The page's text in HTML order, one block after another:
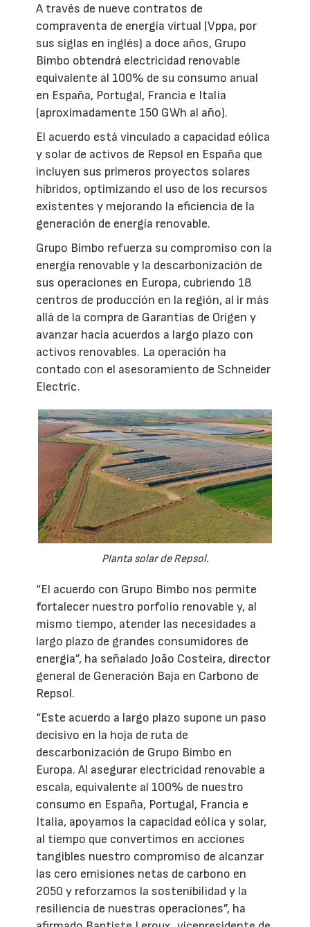
A través de nueve contratos de
compraventa de energía virtual (Vppa, por
sus siglas en inglés) a doce años, Grupo
Bimbo obtendrá electricidad renovable
equivalente al 100% de su consumo anual
en España, Portugal, Francia e Italia
(aproximadamente 150 GWh al año).
El acuerdo está vinculado a capacidad eólica
y solar de activos de Repsol en España que
incluyen sus primeros proyectos solares
híbridos, optimizando el uso de los recursos
existentes y mejorando la eficiencia de la
generación de energía renovable.
Grupo Bimbo refuerza su compromiso con la
energía renovable y la descarbonización de
sus operaciones en Europa, cubriendo 18
centros de producción en la región, al ir más
allá de la compra de Garantías de Origen y
avanzar hacia acuerdos a largo plazo con
activos renovables. La operación ha
contado con el asesoramiento de Schneider
Electric.
Planta solar de Repsol.
“El acuerdo con Grupo Bimbo nos permite
fortalecer nuestro porfolio renovable y, al
mismo tiempo, atender las necesidades a
largo plazo de grandes consumidores de
energía”, ha señalado João Costeira, director
general de Generación Baja en Carbono de
Repsol.
“Este acuerdo a largo plazo supone un paso
decisivo en la hoja de ruta de
descarbonización de Grupo Bimbo en
Europa. Al asegurar electricidad renovable a
escala, equivalente al 100% de nuestro
consumo en España, Portugal, Francia e
Italia, apoyamos la capacidad eólica y solar,
al tiempo que convertimos en acciones
tangibles nuestro compromiso de alcanzar
las cero emisiones netas de carbono en
2050 y reforzamos la sostenibilidad y la
resiliencia de nuestras operaciones”, ha